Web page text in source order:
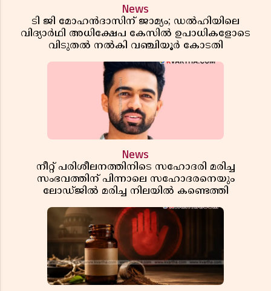
News
ടി ജി മോഹൻദാസിന് ജാമ്യം; ഡൽഹിയിലെ
വിദ്യാർഥി അധിക്ഷേപ കേസിൽ ഉപാധികളോടെ
വിടുതൽ നൽകി വഞ്ചിയൂർ കോടതി
News
നീറ്റ് പരിശീലനത്തിനിടെ സഹോദരി മരിച്ച
സംഭവത്തിന് പിന്നാലെ സഹോദരനെയും
ലോഡ്ജിൽ മരിച്ച നിലയിൽ കണ്ടെത്തി